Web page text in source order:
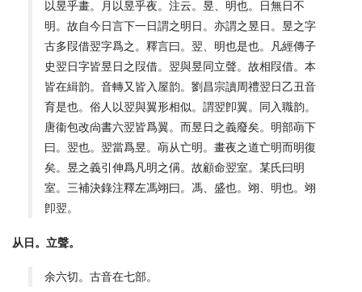
以昱乎畫。月以昱乎夜。注云。昱、明也。日無日不
明。故自今日言下一日謂之明日。亦謂之昱日。昱之字
古多叚借翌字爲之。釋言曰。翌、明也是也。凡經傳子
史翌日字皆昱日之叚借。翌與昱同立聲。故相叚借。本
皆在緝韵。音轉又皆入屋韵。劉昌宗讀周禮翌日乙丑音
育是也。俗人以翌與翼形相似。謂翌卽翼。同入職韵。
唐衞包改尙書六翌皆爲翼。而昱日之義廢矣。明部朚下
曰。翌也。翌當爲昱。朚从亡明。畫夜之道亡明而明復
矣。昱之義引伸爲凡明之偁。故顧命翌室。某氏曰明
室。三補決錄注釋左馮翊曰。馮、盛也。翊、明也。翊
卽翌。
从日。立聲。
余六切。古音在七部。